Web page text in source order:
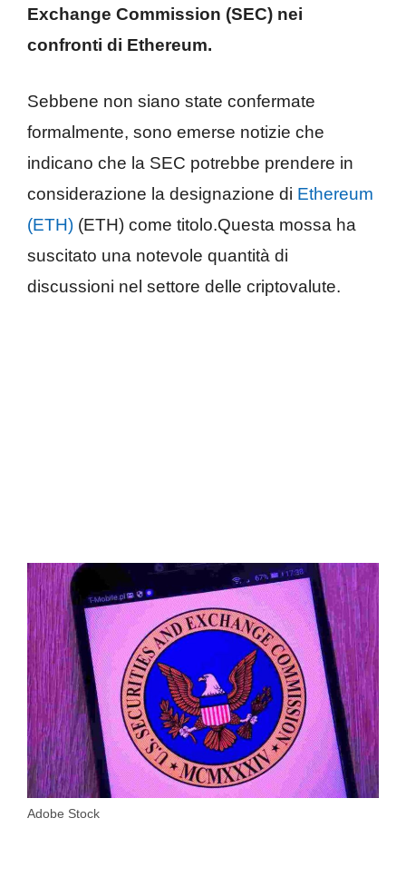
Exchange Commission (SEC) nei
confronti di Ethereum.
Sebbene non siano state confermate
formalmente, sono emerse notizie che
indicano che la SEC potrebbe prendere in
considerazione la designazione di Ethereum
(ETH) (ETH) come titolo.Questa mossa ha
suscitato una notevole quantità di
discussioni nel settore delle criptovalute.
Adobe Stock